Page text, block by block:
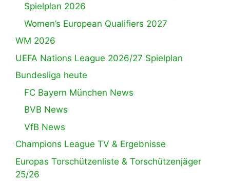
Spielplan 2026
Women’s European Qualifiers 2027
WM 2026
UEFA Nations League 2026/27 Spielplan
Bundesliga heute
FC Bayern München News
BVB News
VfB News
Champions League TV & Ergebnisse
Europas Torschützenliste & Torschützenjäger
25/26